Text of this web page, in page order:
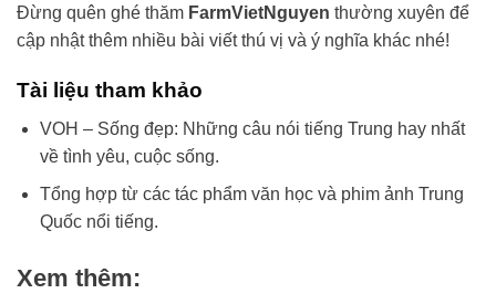
Đừng quên ghé thăm FarmVietNguyen thường xuyên để
cập nhật thêm nhiều bài viết thú vị và ý nghĩa khác nhé!
Tài liệu tham khảo
VOH – Sống đẹp: Những câu nói tiếng Trung hay nhất
về tình yêu, cuộc sống.
Tổng hợp từ các tác phẩm văn học và phim ảnh Trung
Quốc nổi tiếng.
Xem thêm: